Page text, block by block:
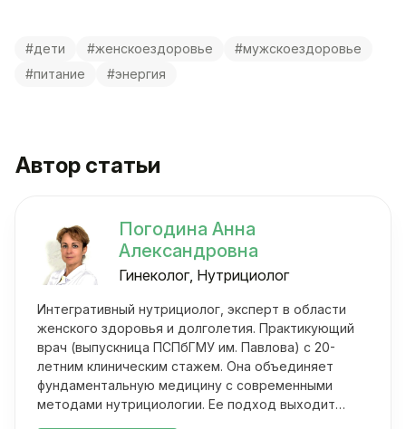
#дети #женскоездоровье
#мужскоездоровье
#питание
#энергия
Автор статьи
Погодина Анна
Александровна
Гинеколог, Нутрициолог
Интегративный нутрициолог, эксперт в области
женского здоровья и долголетия. Практикующий
врач (выпускница ПСПбГМУ им. Павлова) с 20-
летним клиническим стажем. Она объединяет
фундаментальную медицину с современными
методами нутрициологии. Ее подход выходит